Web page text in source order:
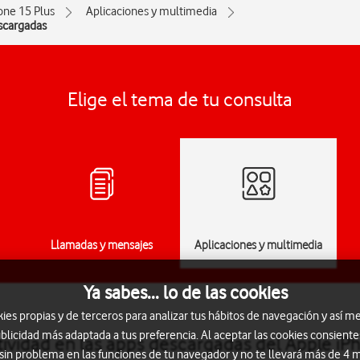
15 Plus
Aplicaciones y multimedia
Elige el tema de tu consulta
Llamadas y mensajes Aplicaciones y multimedia
en las apps descargadas del Apple
Ya sabes... lo de las cookies
propias y de terceros para analizar tus hábitos de navegación y así
más adaptada a tus preferencia. Al aceptar las cookies
problema en las funciones de tu navegador y no te llevará más de 4